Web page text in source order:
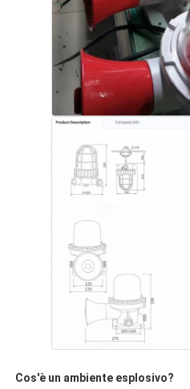
Cos'è un ambiente esplosivo?